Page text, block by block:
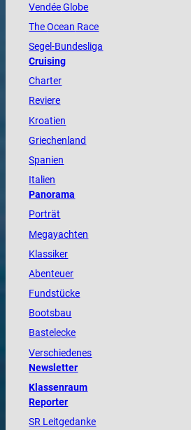
VendéeGlobe
TheOcean Race
Segel-Bundesliga
Cruising
Charter
Reviere
Kroatien
Griechenland
Spanien
Italien
Panorama
Porträt
Megayachten
Klassiker
Abenteuer
Fundstücke
Bootsbau
Bastelecke
Verschiedenes
Newsletter
Klassenraum
Reporter
SR Leitgedanke